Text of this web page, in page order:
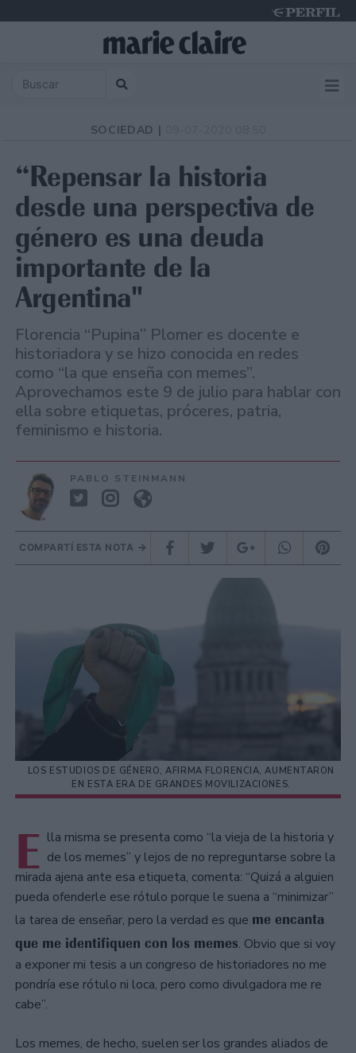
SOCIEDAD |
“Repensar la historia
desde una perspectiva de
género es una deuda
importante de la
Argentina"
Florencia “Pupina” Plomer es docente e
historiadora y se hizo conocida en redes
como “la que enseña con memes”.
Aprovechamos este 9 de julio para hablar con
ella sobre etiquetas, próceres, patria,
feminismo e historia.
PABLO STEINMANN
COMPARTÍ ESTA NOTA
LOS ESTUDIOS DE GÉNERO, AFIRMA FLORENCIA, AUMENTARON
EN ESTA ERA DE GRANDES MOVILIZACIONES.
E lla misma se presenta como “la vieja de la historia y
de los memes” y lejos de no repreguntarse sobre la
mirada ajena ante esa etiqueta, comenta: “Quizá a alguien
pueda ofenderle ese rótulo porque le suena a “minimizar”
la tarea de enseñar, pero la verdad es que me encanta
que me identifiquen con los memes. Obvio que si voy
a exponer mi tesis a un congreso de historiadores no me
pondría ese rótulo ni loca, pero como divulgadora me re
cabe”.
Los memes, de hecho, suelen ser los grandes aliados de